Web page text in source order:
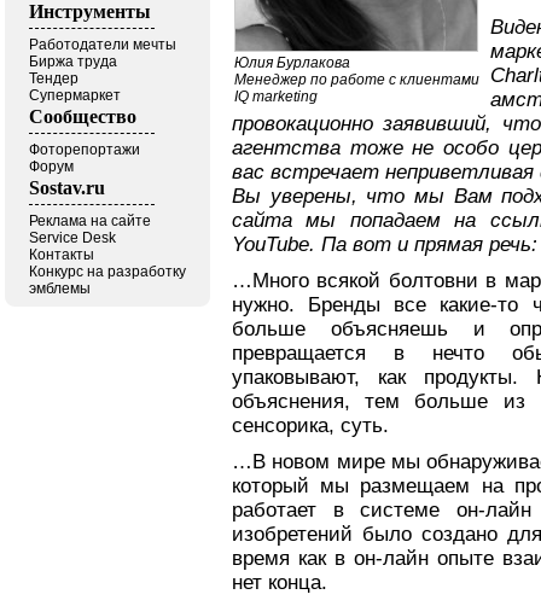
Инструменты
Работодатели мечты
Биржа труда
Тендер
Супермаркет
Сообщество
Фоторепортажи
Форум
Sostav.ru
Реклама на сайте
Service Desk
Контакты
Конкурс на разработку
эмблемы
Юлия Бурлакова
Менеджер по работе с клиентами
IQ marketing
провокационно заявивший,
агентства тоже не особо
вас встречает неприветливая
Вы уверены, что мы Вам
сайта мы попадаем на
YouTube. Па вот и прямая речь:
…Много всякой болтовни в
нужно. Бренды все какие-то
больше объясняешь и
превращается в нечто
упаковывают, как
объяснения, тем больше из
сенсорика, суть.
…В новом мире мы
который мы размещаем на
работает в системе он-
изобретений было создано
время как в он-лайн опыте
нет конца.